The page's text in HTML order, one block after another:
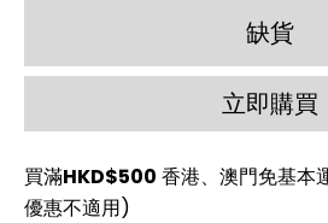
缺貨
立即購買
買滿HKD$500 香港、澳門免基本
優惠不適用)